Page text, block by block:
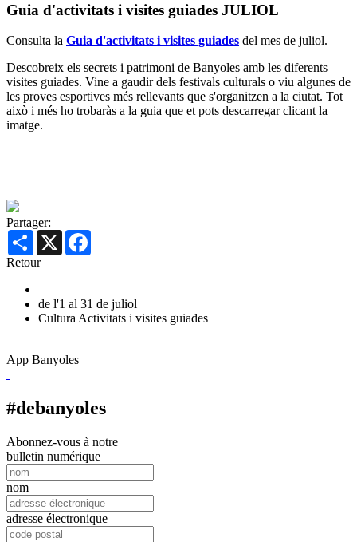
Guia d'activitats i visites guiades JULIOL
Consulta la Guia d'activitats i visites guiades del mes de juliol.
Descobreix els secrets i patrimoni de Banyoles amb les diferents
visites guiades. Vine a gaudir dels festivals culturals o viu algunes de
les proves esportives més rellevants que s'organitzen a la ciutat. Tot
això i més ho trobaràs a la guia que et pots descarregar clicant la
imatge.
Partager:
Share X
Retour
de l'1 al 31 de juliol
CulturaActivitats i visites guiades
App Banyoles
#debanyoles
Abonnez-vous à notre
bulletin numérique
nom
adresse électronique